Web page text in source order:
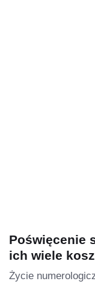
Poświęcenie
ich wiele
Życie